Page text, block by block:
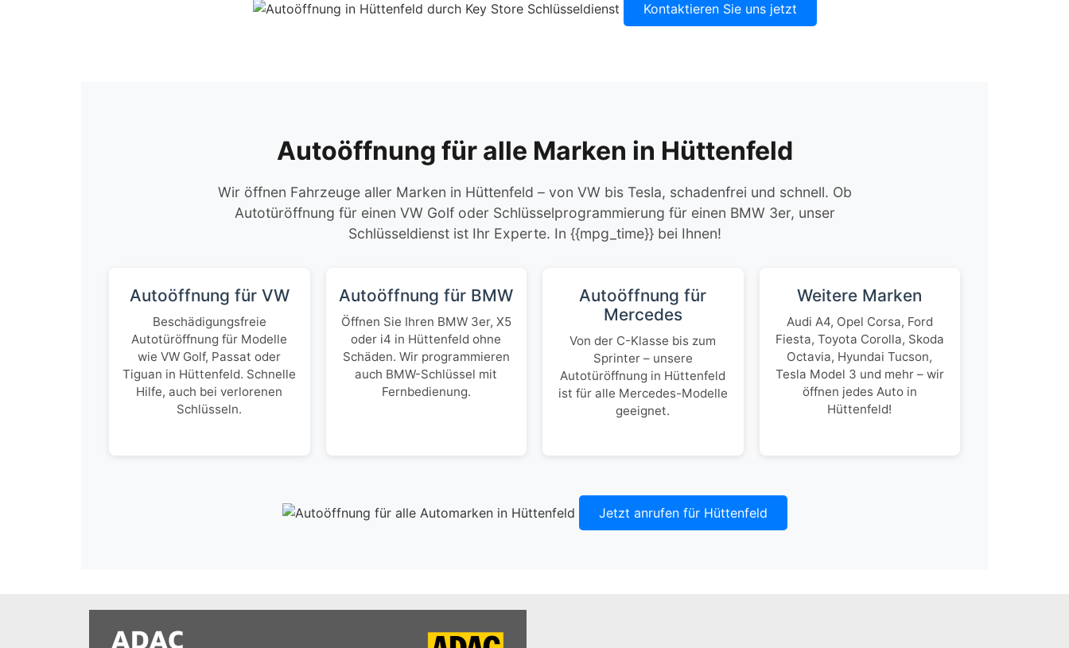
Kontaktieren Sie uns jetzt
Autoöffnung für alle Marken in Hüttenfeld
Wir öffnen Fahrzeuge aller Marken in Hüttenfeld – von VW bis Tesla, schadenfrei und schnell. Ob
Autotüröffnung für einen VW Golf oder Schlüsselprogrammierung für einen BMW 3er, unser
Schlüsseldienst ist Ihr Experte. In {{mpg_time}} bei Ihnen!
Autoöffnung für VW
Beschädigungsfreie
Autotüröffnung für Modelle
wie VW Golf, Passat oder
Tiguan in Hüttenfeld. Schnelle
Hilfe, auch bei verlorenen
Schlüsseln.
Autoöffnung für BMW
Öffnen Sie Ihren BMW 3er, X5
oder i4 in Hüttenfeld ohne
Schäden. Wir programmieren
auch BMW-Schlüssel mit
Fernbedienung.
Autoöffnung für
Mercedes
Von der C-Klasse bis zum
Sprinter – unsere
Autotüröffnung in Hüttenfeld
ist für alle Mercedes-Modelle
geeignet.
Weitere Marken
Audi A4, Opel Corsa, Ford
Fiesta, Toyota Corolla, Skoda
Octavia, Hyundai Tucson,
Tesla Model 3 und mehr – wir
öffnen jedes Auto in
Hüttenfeld!
Jetzt anrufen für Hüttenfeld